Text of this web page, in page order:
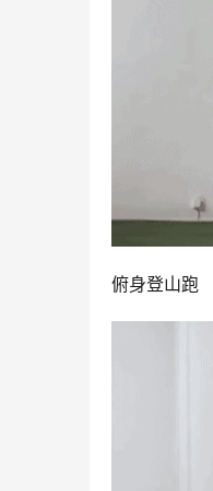
俯身登山跑